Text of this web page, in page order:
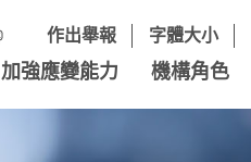
作出舉報 字體大小
加強應變能力 機構角色